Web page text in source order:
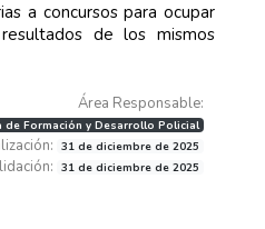
a concursos para ocupar
de los mismos
Área Responsable:
de Formación y Desarrollo Policial
31 de diciembre de 2025
31 de diciembre de 2025